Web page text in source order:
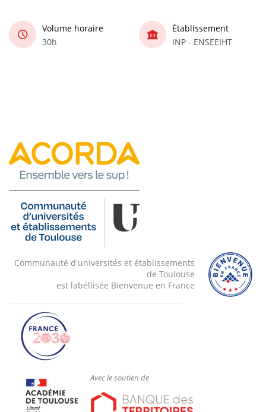
Volume horaire
30h
Établissement
INP - ENSEEIHT
Communauté d'universités et établissements
de Toulouse
est labéllisée Bienvenue en France
Avec le soutien de